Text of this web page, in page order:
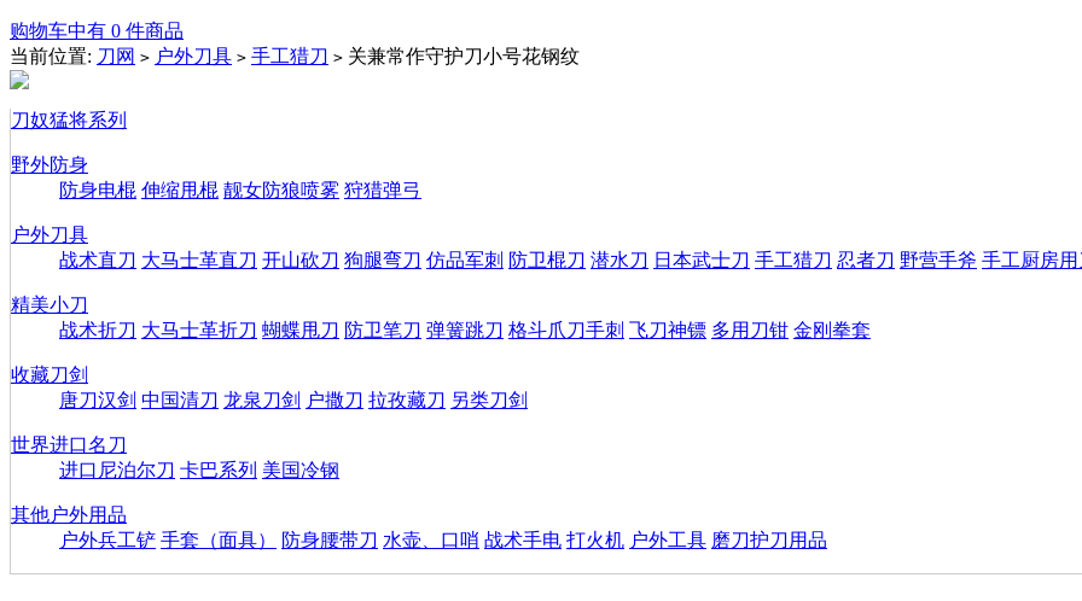
购物车中有 0 件商品
当前位置: 刀网 > 户外刀具 > 手工猎刀 > 关兼常作守护刀小号花钢纹
刀奴猛将系列
野外防身
防身电棍 伸缩甩棍 靓女防狼喷雾 狩猎弹弓
户外刀具
战术直刀 大马士革直刀 开山砍刀 狗腿弯刀 仿品军刺 防卫棍刀 潜水刀 日本武士刀 手工猎刀 忍者刀 野营手斧 手工厨房用
精美小刀
战术折刀 大马士革折刀 蝴蝶甩刀 防卫笔刀 弹簧跳刀 格斗爪刀手刺 飞刀神镖 多用刀钳 金刚拳套
收藏刀剑
唐刀汉剑 中国清刀 龙泉刀剑 户撒刀 拉孜藏刀 另类刀剑
世界进口名刀
进口尼泊尔刀 卡巴系列 美国冷钢
其他户外用品
户外兵工铲 手套（面具） 防身腰带刀 水壶、口哨 战术手电 打火机 户外工具 磨刀护刀用品